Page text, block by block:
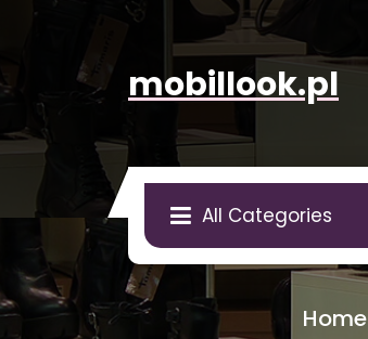
mobillook.pl
All Categories
Home